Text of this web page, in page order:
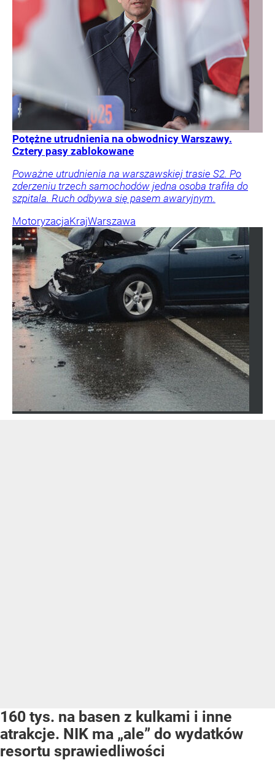
Potężne utrudnienia na obwodnicy Warszawy.
Cztery pasy zablokowane
Poważne utrudnienia na warszawskiej trasie S2. Po
zderzeniu trzech samochodów jedna osoba trafiła do
szpitala. Ruch odbywa się pasem awaryjnym.
MotoryzacjaKrajWarszawa
160 tys. na basen z kulkami i inne
atrakcje. NIK ma „ale” do wydatków
resortu sprawiedliwości